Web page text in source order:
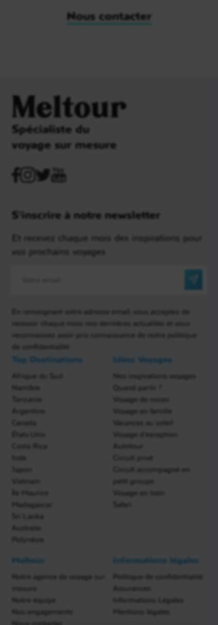
Nous contacter
Meltour
Spécialiste du
voyage sur mesure
S'inscrire à notre newsletter
Et recevez chaque mois des inspirations pour
vos prochains voyages
En renseignant votre adresse email, vous acceptez de
recevoir chaque mois nos dernières actualités et vous
reconnaissez avoir pris connaissance de notre politique
de confidentialité
Top Destinations
Afrique du Sud
Namibie
Tanzanie
Argentine
Canada
États-Unis
Costa Rica
Inde
Japon
Vietnam
Île Maurice
Madagascar
Sri Lanka
Australie
Polynésie
Idées Voyages
Nos inspirations voyages
Quand partir ?
Voyage de noces
Voyage en famille
Vacances au soleil
Voyage d'exception
Autotour
Circuit privé
Circuit accompagné en
petit groupe
Voyage en train
Safari
Meltour
Notre agence de voyage sur
mesure
Notre équipe
Nos engagements
Informations légales
Politique de confidentialité
Assurances
Informations Légales
Mentions légales